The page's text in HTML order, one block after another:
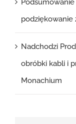
podziękowanie
Nadchodzi
obróbki kabli i
Monachium